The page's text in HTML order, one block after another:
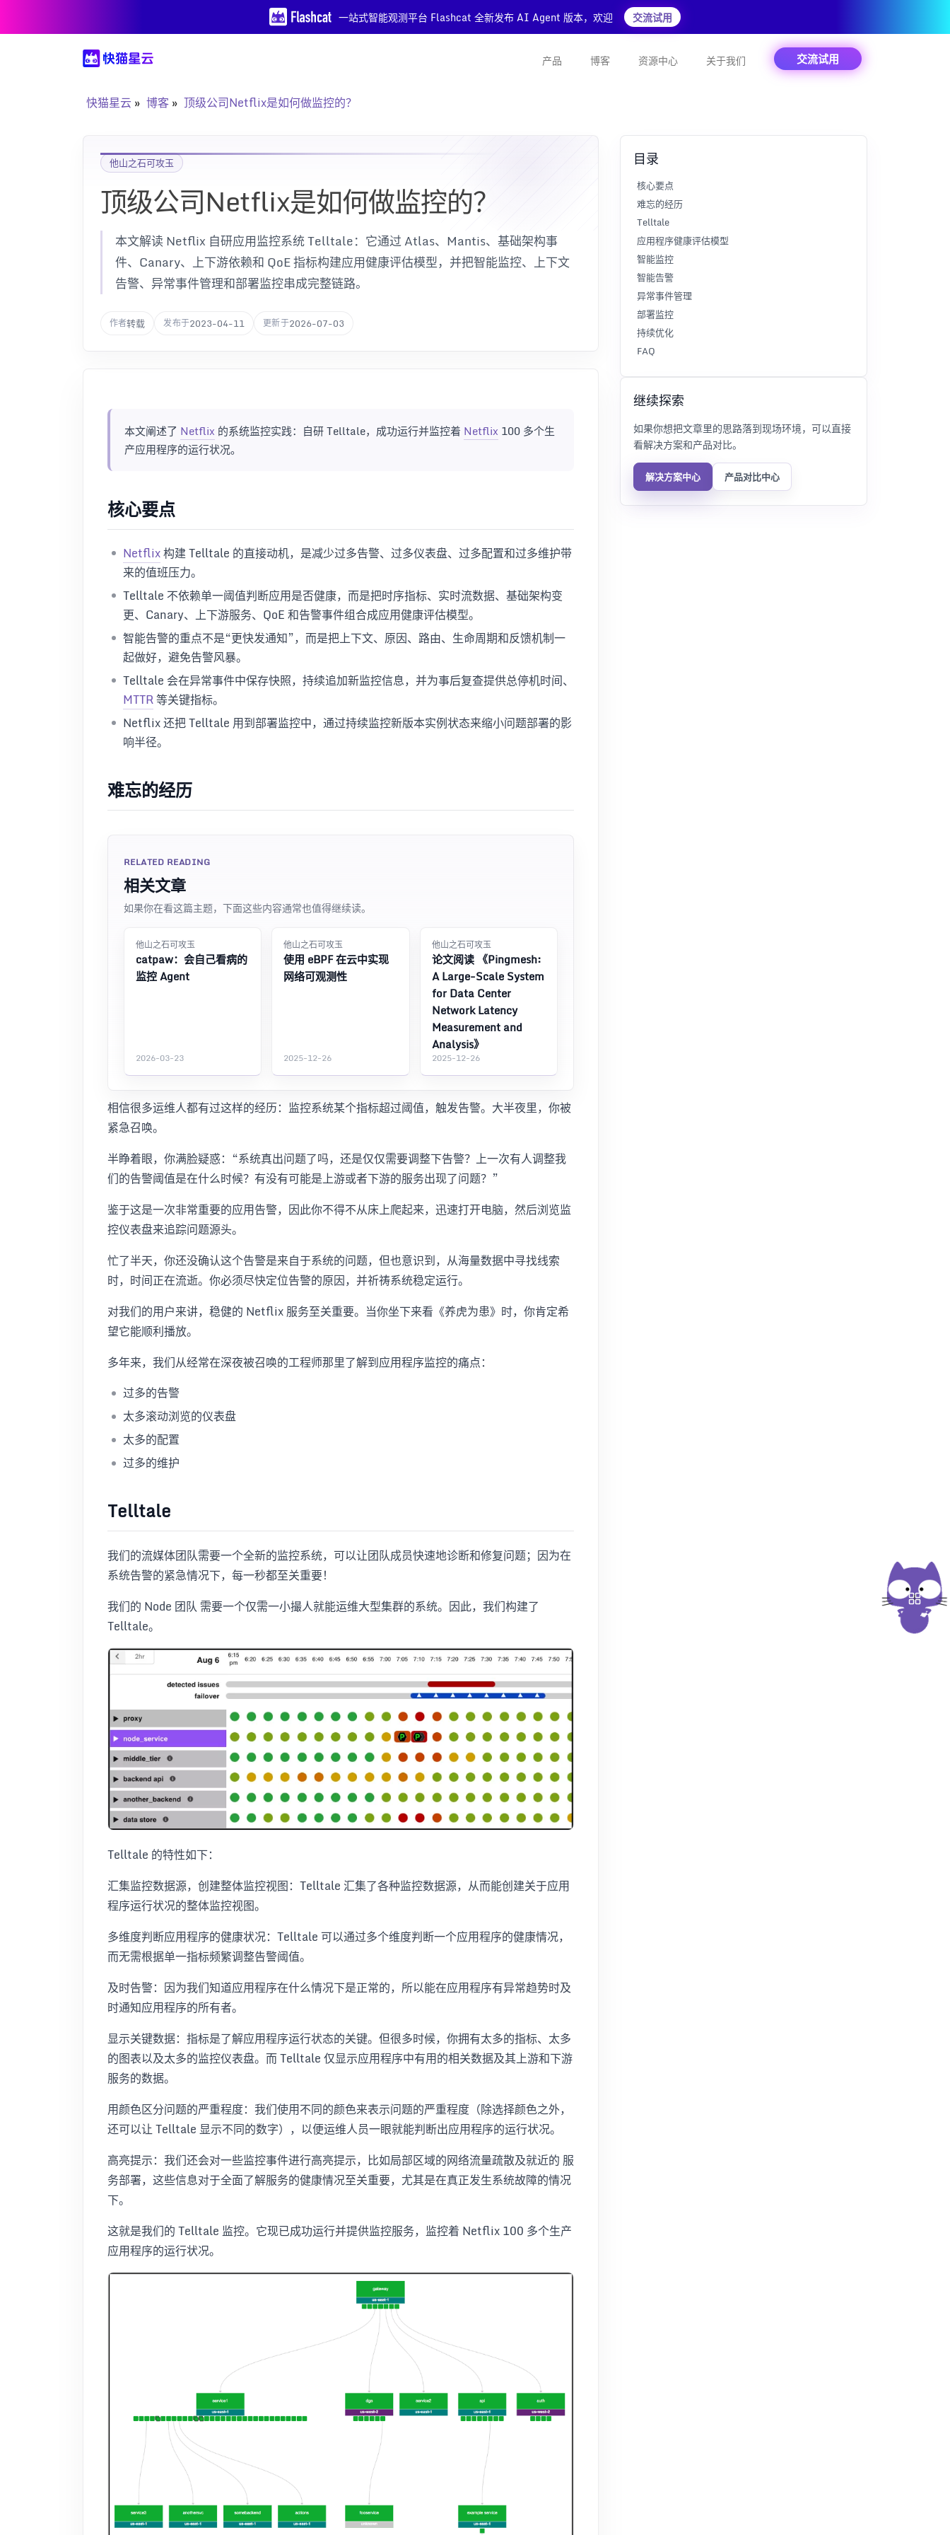
一站式智能观测平台 Flashcat 全新发布 AI Agent 版本，欢迎 交流试用
产品 博客 资源中心 关于我们 交流试用
快猫星云 博客 顶级公司Netflix是如何做监控的？
他山之石可攻玉
顶级公司Netflix是如何做监控的？
本文解读 Netflix 自研应用监控系统 Telltale：它通过 Atlas、Mantis、基础架构事
件、Canary、上下游依赖和 QoE 指标构建应用健康评估模型，并把智能监控、上下文
告警、异常事件管理和部署监控串成完整链路。
作者转载 发布于2023-04-11 更新于2026-07-03
本文阐述了 Netflix 的系统监控实践：自研 Telltale，成功运行并监控着 Netflix 100 多个生
产应用程序的运行状况。
核心要点
Netflix构建 Telltale 的直接动机，是减少过多告警、过多仪表盘、过多配置和过多维护带
来的值班压力。
Telltale 不依赖单一阈值判断应用是否健康，而是把时序指标、实时流数据、基础架构变
更、Canary、上下游服务、QoE 和告警事件组合成应用健康评估模型。
智能告警的重点不是“更快发通知”，而是把上下文、原因、路由、生命周期和反馈机制一
起做好，避免告警风暴。
Telltale 会在异常事件中保存快照，持续追加新监控信息，并为事后复查提供总停机时间、
MTTR等关键指标。
Netflix 还把 Telltale 用到部署监控中，通过持续监控新版本实例状态来缩小问题部署的影
响半径。
难忘的经历
RELATED READING
相关文章
如果你在看这篇主题，下面这些内容通常也值得继续读。
他山之石可攻玉
catpaw：会自己看病的
监控 Agent
2026-03-23
他山之石可攻玉
使用 eBPF 在云中实现
网络可观测性
2025-12-26
他山之石可攻玉
论文阅读 《Pingmesh:
A Large-Scale System
for Data Center
Network Latency
Measurement and
Analysis》
2025-12-26
相信很多运维人都有过这样的经历：监控系统某个指标超过阈值，触发告警。大半夜里，你被
紧急召唤。
半睁着眼，你满脸疑惑：“系统真出问题了吗，还是仅仅需要调整下告警？上一次有人调整我
们的告警阈值是在什么时候？有没有可能是上游或者下游的服务出现了问题？”
鉴于这是一次非常重要的应用告警，因此你不得不从床上爬起来，迅速打开电脑，然后浏览监
控仪表盘来追踪问题源头。
忙了半天，你还没确认这个告警是来自于系统的问题，但也意识到，从海量数据中寻找线索
时，时间正在流逝。你必须尽快定位告警的原因，并祈祷系统稳定运行。
对我们的用户来讲，稳健的 Netflix 服务至关重要。当你坐下来看《养虎为患》时，你肯定希
望它能顺利播放。
多年来，我们从经常在深夜被召唤的工程师那里了解到应用程序监控的痛点：
过多的告警
太多滚动浏览的仪表盘
太多的配置
过多的维护
Telltale
我们的流媒体团队需要一个全新的监控系统，可以让团队成员快速地诊断和修复问题；因为在
系统告警的紧急情况下，每一秒都至关重要！
我们的 Node 团队 需要一个仅需一小撮人就能运维大型集群的系统。因此，我们构建了
Telltale。
Telltale 的特性如下：
汇集监控数据源，创建整体监控视图：Telltale 汇集了各种监控数据源，从而能创建关于应用
程序运行状况的整体监控视图。
多维度判断应用程序的健康状况：Telltale 可以通过多个维度判断一个应用程序的健康情况，
而无需根据单一指标频繁调整告警阈值。
及时告警：因为我们知道应用程序在什么情况下是正常的，所以能在应用程序有异常趋势时及
时通知应用程序的所有者。
显示关键数据：指标是了解应用程序运行状态的关键。但很多时候，你拥有太多的指标、太多
的图表以及太多的监控仪表盘。而 Telltale 仅显示应用程序中有用的相关数据及其上游和下游
服务的数据。
用颜色区分问题的严重程度：我们使用不同的颜色来表示问题的严重程度（除选择颜色之外，
还可以让 Telltale 显示不同的数字），以便运维人员一眼就能判断出应用程序的运行状况。
高亮提示：我们还会对一些监控事件进行高亮提示，比如局部区域的网络流量疏散及就近的 服
务部署，这些信息对于全面了解服务的健康情况至关重要，尤其是在真正发生系统故障的情况
下。
这就是我们的 Telltale 监控。它现已成功运行并提供监控服务，监控着 Netflix 100 多个生产
应用程序的运行状况。
目录
核心要点
难忘的经历
Telltale
应用程序健康评估模型
智能监控
智能告警
异常事件管理
部署监控
持续优化
FAQ
继续探索
如果你想把文章里的思路落到现场环境，可以直接
看解决方案和产品对比。
解决方案中心 产品对比中心